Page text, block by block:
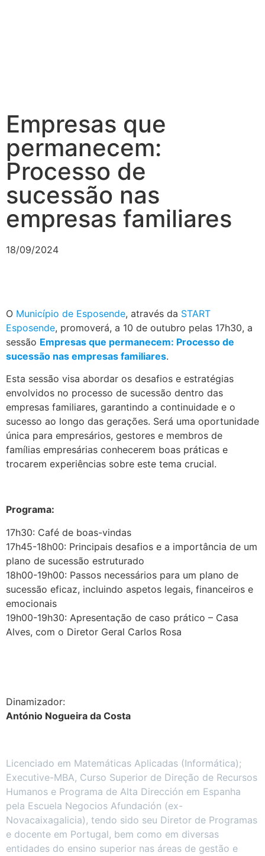
Empresas que
permanecem:
Processo de
sucessão nas
empresas familiares
18/09/2024
O Município de Esposende, através da START
Esposende, promoverá, a 10 de outubro pelas 17h30, a
sessão Empresas que permanecem: Processo de
sucessão nas empresas familiares.
Esta sessão visa abordar os desafios e estratégias
envolvidos no processo de sucessão dentro das
empresas familiares, garantindo a continuidade e o
sucesso ao longo das gerações. Será uma oportunidade
única para empresários, gestores e membros de
famílias empresárias conhecerem boas práticas e
trocarem experiências sobre este tema crucial.
Programa:
17h30: Café de boas-vindas
17h45-18h00: Principais desafios e a importância de um
plano de sucessão estruturado
18h00-19h00: Passos necessários para um plano de
sucessão eficaz, incluindo aspetos legais, financeiros e
emocionais
19h00-19h30: Apresentação de caso prático – Casa
Alves, com o Diretor Geral Carlos Rosa
Dinamizador:
António Nogueira da Costa
Licenciado em Matemáticas Aplicadas (Informática);
Executive-MBA, Curso Superior de Direção de Recursos
Humanos e Programa de Alta Dirección em Espanha
pela Escuela Negocios Afundación (ex-
Novacaixagalicia), tendo sido seu Diretor de Programas
e docente em Portugal, bem como em diversas
entidades do ensino superior nas áreas de gestão e